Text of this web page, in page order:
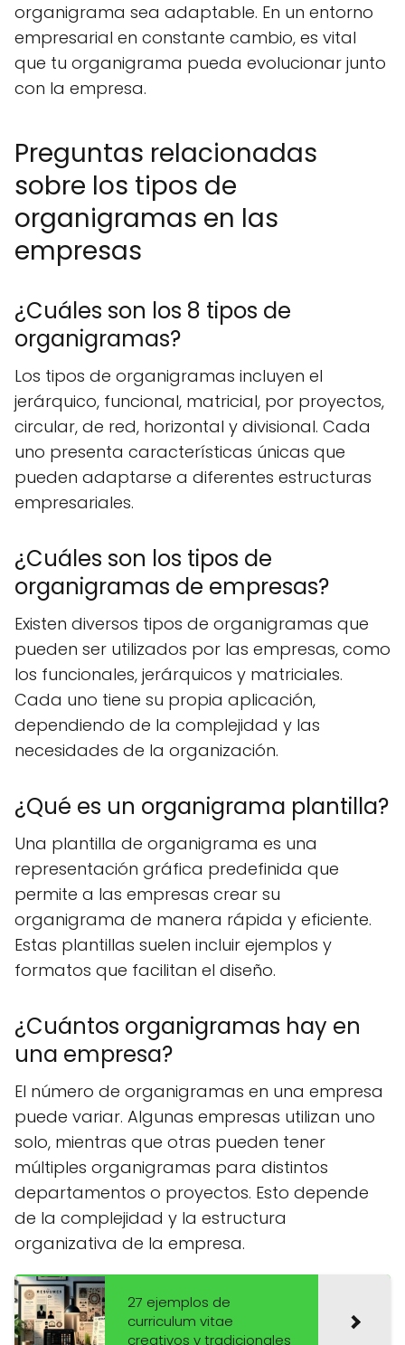
organigrama sea adaptable. En un entorno
empresarial en constante cambio, es vital
que tu organigrama pueda evolucionar junto
con la empresa.
Preguntas relacionadas
sobre los tipos de
organigramas en las
empresas
¿Cuáles son los 8 tipos de
organigramas?
Los tipos de organigramas incluyen el
jerárquico, funcional, matricial, por proyectos,
circular, de red, horizontal y divisional. Cada
uno presenta características únicas que
pueden adaptarse a diferentes estructuras
empresariales.
¿Cuáles son los tipos de
organigramas de empresas?
Existen diversos tipos de organigramas que
pueden ser utilizados por las empresas, como
los funcionales, jerárquicos y matriciales.
Cada uno tiene su propia aplicación,
dependiendo de la complejidad y las
necesidades de la organización.
¿Qué es un organigrama plantilla?
Una plantilla de organigrama es una
representación gráfica predefinida que
permite a las empresas crear su
organigrama de manera rápida y eficiente.
Estas plantillas suelen incluir ejemplos y
formatos que facilitan el diseño.
¿Cuántos organigramas hay en
una empresa?
El número de organigramas en una empresa
puede variar. Algunas empresas utilizan uno
solo, mientras que otras pueden tener
múltiples organigramas para distintos
departamentos o proyectos. Esto depende
de la complejidad y la estructura
organizativa de la empresa.
27 ejemplos de
curriculum vitae
creativos y tradicionales